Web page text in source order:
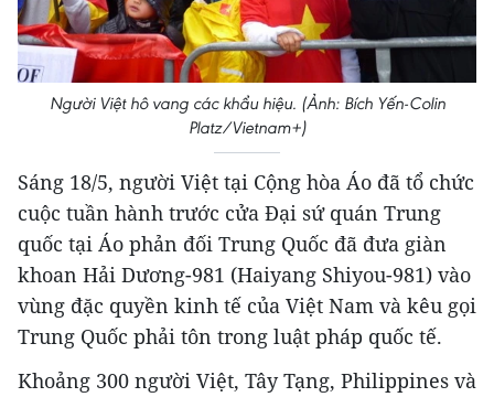
Người Việt hô vang các khẩu hiệu. (Ảnh: Bích Yến-Colin
Platz/Vietnam+)
Sáng 18/5, người Việt tại Cộng hòa Áo đã tổ chức
cuộc tuần hành trước cửa Đại sứ quán Trung
quốc tại Áo phản đối Trung Quốc đã đưa giàn
khoan Hải Dương-981 (Haiyang Shiyou-981) vào
vùng đặc quyền kinh tế của Việt Nam và kêu gọi
Trung Quốc phải tôn trong luật pháp quốc tế.
Khoảng 300 người Việt, Tây Tạng, Philippines và